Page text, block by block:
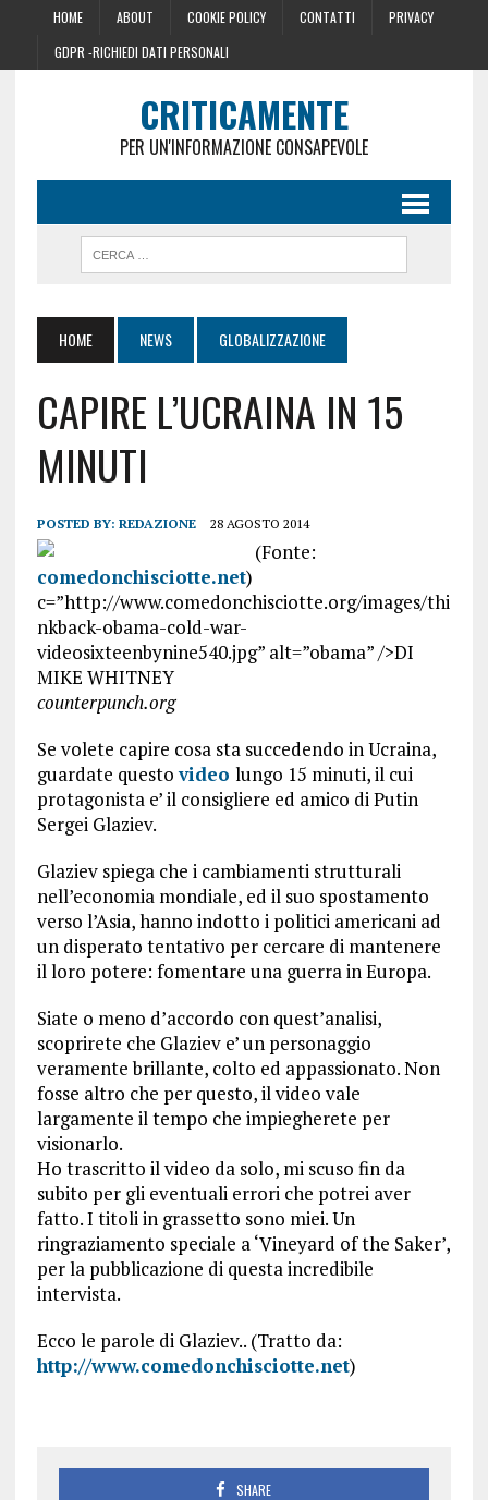
HOME ABOUT COOKIE POLICY CONTATTI
PRIVACY
GDPR -RICHIEDI DATI PERSONALI
CRITICAMENTE
PER UN'INFORMAZIONE CONSAPEVOLE
HOME NEWS GLOBALIZZAZIONE
CAPIRE L’UCRAINA IN 15
MINUTI
POSTED BY: REDAZIONE 28 AGOSTO 2014
(Fonte:
comedonchisciotte.net)
c=”http://www.comedonchisciotte.org/images/thi
nkback-obama-cold-war-
videosixteenbynine540.jpg” alt=”obama” />DI
MIKE WHITNEY
counterpunch.org
Se volete capire cosa sta succedendo in Ucraina,
guardate questovideo lungo 15 minuti, il cui
protagonista e’ il consigliere ed amico di Putin
Sergei Glaziev.
Glaziev spiega che i cambiamenti strutturali
nell’economia mondiale, ed il suo spostamento
verso l’Asia, hanno indotto i politici americani ad
un disperato tentativo per cercare di mantenere
il loro potere: fomentare una guerra in Europa.
Siate o meno d’accordo con quest’analisi,
scoprirete che Glaziev e’ un personaggio
veramente brillante, colto ed appassionato. Non
fosse altro che per questo, il video vale
largamente il tempo che impiegherete per
visionarlo.
Ho trascritto il video da solo, mi scuso fin da
subito per gli eventuali errori che potrei aver
fatto. I titoli in grassetto sono miei. Un
ringraziamento speciale a ‘Vineyard of the Saker’,
per la pubblicazione di questa incredibile
intervista.
Ecco le parole di Glaziev.. (Tratto da:
http://www.comedonchisciotte.net)
SHARE